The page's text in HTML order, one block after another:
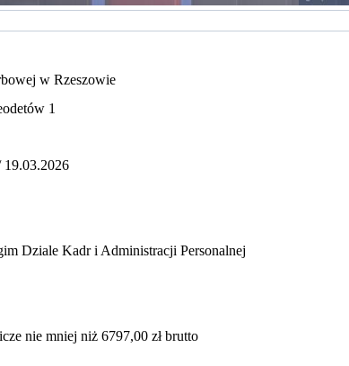
w Rzeszowie
1
19.03.2026
Dziale Kadr i Administracji Personalnej
nie mniej niż 6797,00 zł brutto